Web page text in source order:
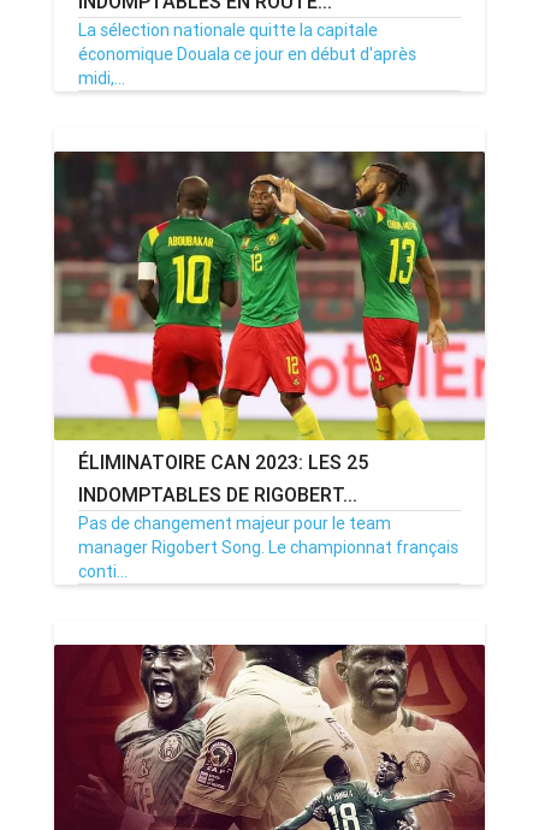
PLUS
La sélection nationale quitte la capitale
économique Douala ce jour en début d'après
midi,...
ÉLIMINATOIRE CAN 2023: LES 25
INDOMPTABLES DE RIGOBERT...
Pas de changement majeur pour le team
manager Rigobert Song. Le championnat français
conti...